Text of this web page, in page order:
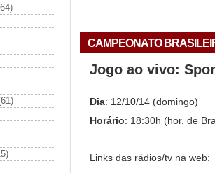
CAMPEONATO
Jogo ao vivo:
Dia: 12/10/14 (domingo)
Horário: 18:30h (hor. de
Links das rádios/tv na web: